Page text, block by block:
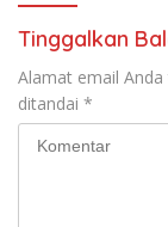
Tinggalkan
Alamat email Anda
ditandai *